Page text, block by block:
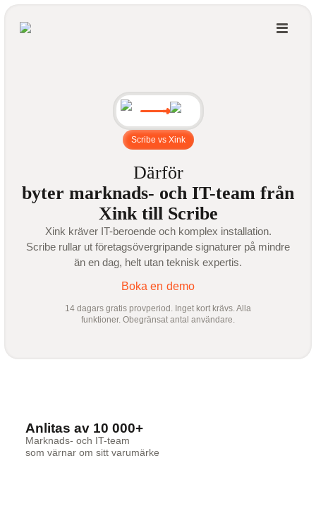
Scribe vs Xink
Därför
byter marknads- och IT-team från
Xink till Scribe
Xink kräver IT-beroende och komplex installation.
Scribe rullar ut företagsövergripande signaturer på mindre
än en dag, helt utan teknisk expertis.
Boka en demo
14 dagars gratis provperiod. Inget kort krävs. Alla
funktioner. Obegränsat antal användare.
Anlitas av 10 000+
Marknads- och IT-team
som värnar om sitt varumärke